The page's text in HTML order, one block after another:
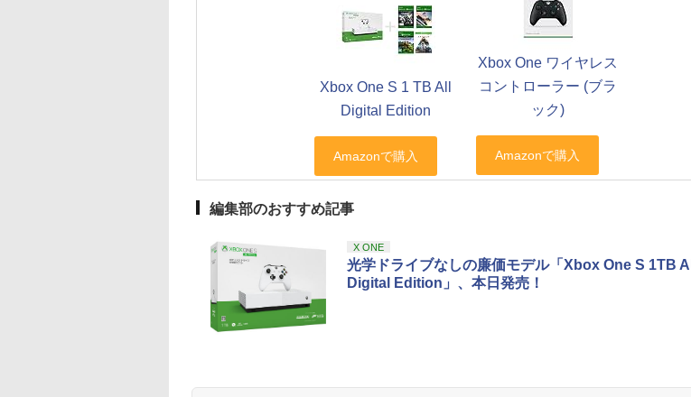
Xbox One S 1 TB All
Digital Edition
Xbox One ワイヤレス
コントローラー (ブラ
ック)
編集部のおすすめ記事
X ONE
光学ドライブなしの廉価モデル「Xbox One S 1TB All
Digital Edition」、本日発売！